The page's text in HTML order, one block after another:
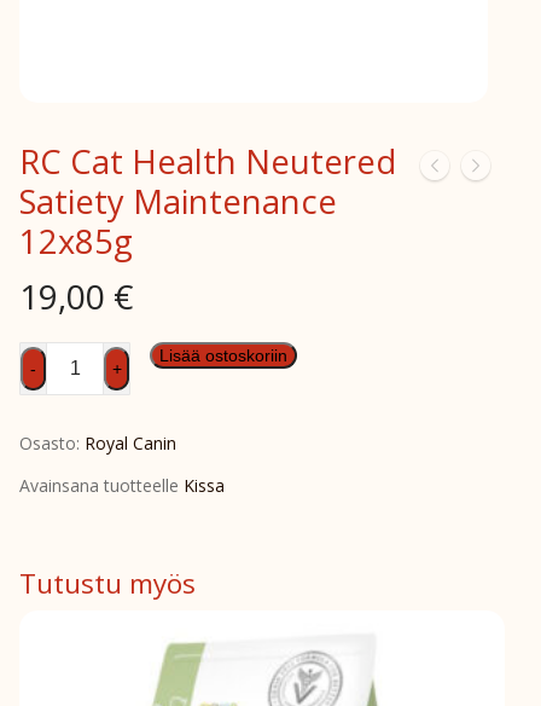
RC Cat Health Neutered
Satiety Maintenance
12x85g
19,00 €
RC
Cat
Neutered
Satiety
- +
Lisää ostoskoriin
Osasto: Royal Canin
Avainsana tuotteelle Kissa
Tutustu myös